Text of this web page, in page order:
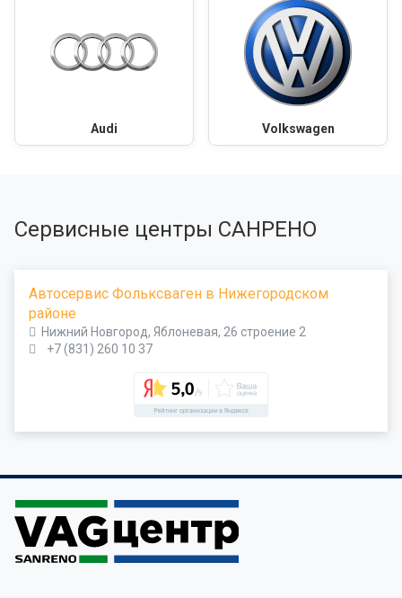
Audi Volkswagen
Сервисные центры САНРЕНО
Автосервис Фольксваген в Нижегородском
районе
Нижний Новгород, Яблоневая, 26 строение 2
+7 (831) 260 10 37